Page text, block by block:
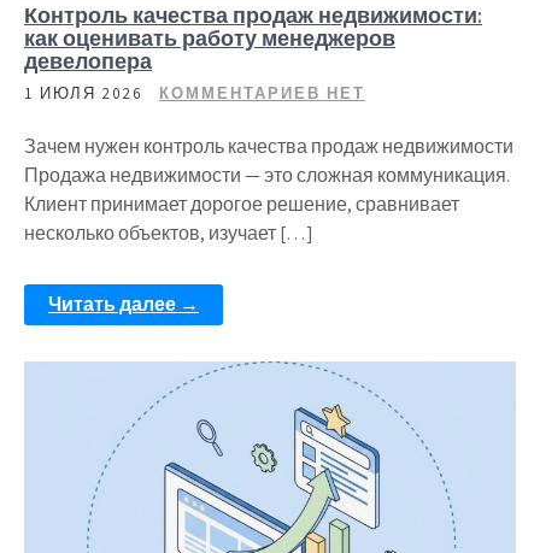
Контроль качества продаж недвижимости:
как оценивать работу менеджеров
девелопера
1 ИЮЛЯ 2026 КОММЕНТАРИЕВ НЕТ
Зачем нужен контроль качества продаж недвижимости
Продажа недвижимости — это сложная коммуникация.
Клиент принимает дорогое решение, сравнивает
несколько объектов, изучает […]
Читать далее →